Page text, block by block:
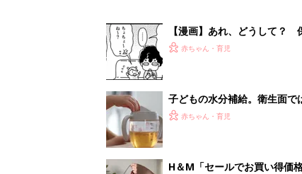
【漫画】あれ、どうして？
がする……！『ふうふう子育て
赤ちゃん・育児
子どもの水分補給。衛生面
く3つのコツとは？【専門家監
赤ちゃん・育児
H＆М「セールでお買い得価